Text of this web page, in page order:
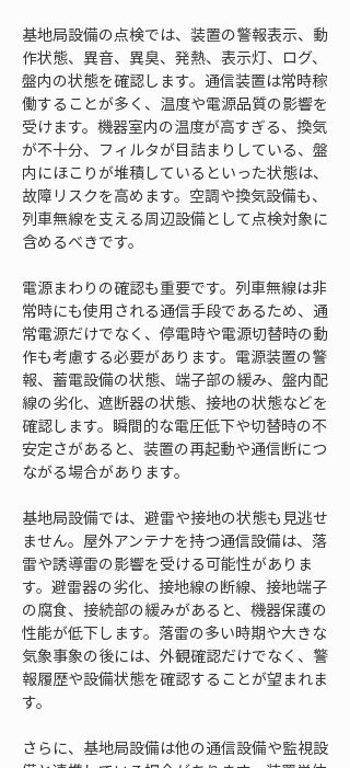
基地局設備の点検では、装置の警報表示、動
作状態、異音、異臭、発熱、表示灯、ログ、
盤内の状態を確認します。通信装置は常時稼
働することが多く、温度や電源品質の影響を
受けます。機器室内の温度が高すぎる、換気
が不十分、フィルタが目詰まりしている、盤
内にほこりが堆積しているといった状態は、
故障リスクを高めます。空調や換気設備も、
列車無線を支える周辺設備として点検対象に
含めるべきです。
電源まわりの確認も重要です。列車無線は非
常時にも使用される通信手段であるため、通
常電源だけでなく、停電時や電源切替時の動
作も考慮する必要があります。電源装置の警
報、蓄電設備の状態、端子部の緩み、盤内配
線の劣化、遮断器の状態、接地の状態などを
確認します。瞬間的な電圧低下や切替時の不
安定さがあると、装置の再起動や通信断につ
ながる場合があります。
基地局設備では、避雷や接地の状態も見逃せ
ません。屋外アンテナを持つ通信設備は、落
雷や誘導雷の影響を受ける可能性がありま
す。避雷器の劣化、接地線の断線、接地端子
の腐食、接続部の緩みがあると、機器保護の
性能が低下します。落雷の多い時期や大きな
気象事象の後には、外観確認だけでなく、警
報履歴や設備状態を確認することが望まれま
す。
さらに、基地局設備は他の通信設備や監視設